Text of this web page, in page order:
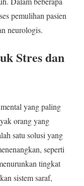
pemulihan pasien
neurologis.
Stres dan
yang paling
orang yang
satu solusi yang
seperti
tingkat
sistem saraf,